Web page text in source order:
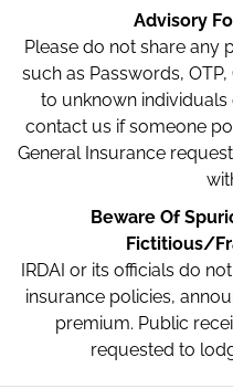
Advisory
Please do not share any
such as Passwords,
to unknown
contact us if someone
General Insurance
Beware Of
Fictitious/
IRDAI or its officials do
insurance policies,
premium. Public
requested to